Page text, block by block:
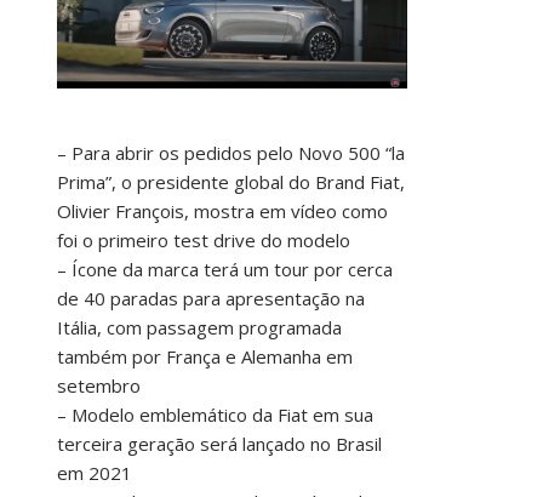
– Para abrir os pedidos pelo Novo 500 “la
Prima”, o presidente global do Brand Fiat,
Olivier François, mostra em vídeo como
foi o primeiro test drive do modelo
– Ícone da marca terá um tour por cerca
de 40 paradas para apresentação na
Itália, com passagem programada
também por França e Alemanha em
setembro
– Modelo emblemático da Fiat em sua
terceira geração será lançado no Brasil
em 2021